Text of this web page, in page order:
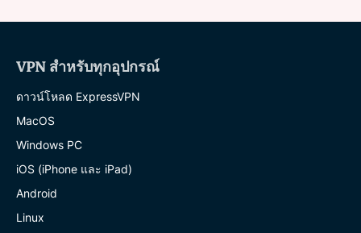
VPN สำหรับทุกอุปกรณ์
ดาวน์โหลด ExpressVPN
MacOS
Windows PC
iOS (iPhone และ iPad)
Android
Linux